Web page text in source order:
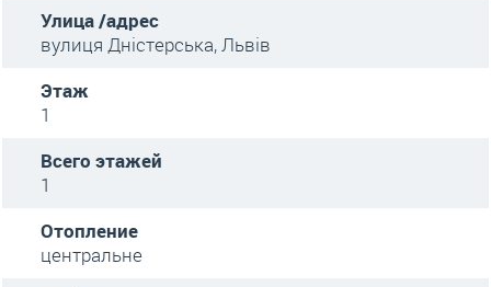
Улица /адрес
вулиця Дністерська, Львів
Этаж
1
Всего этажей
1
Отопление
центральне